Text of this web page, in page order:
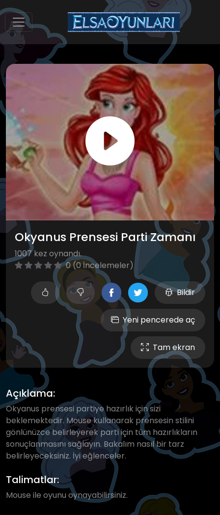
Okyanus Prensesi Parti Zamanı
1007 kez oynandı.
0 (0 İncelemeler)
Bildir
Yeni pencerede aç
Tam ekran
Açıklama:
Okyanus prensesi partiye hazırlık için sizi
beklemektedir. Mouse kullanarak prensesin stilini
gönlünüzce belirleyerek parti için tüm hazırlıkların
sonuçlanmasını sağlayın. Bakalım nasıl bir tarz
belirleyeceksiniz. İyi eğlenceler.
Talimatlar:
Mouse ile oyunu oynayabilirsiniz.